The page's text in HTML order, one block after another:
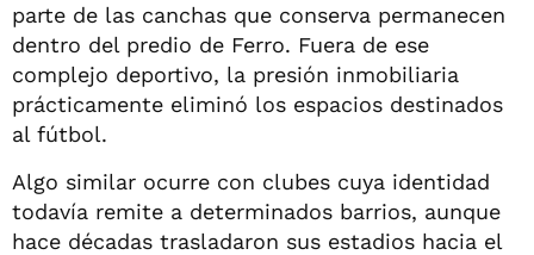
parte de las canchas que conserva permanecen
dentro del predio de Ferro. Fuera de ese
complejo deportivo, la presión inmobiliaria
prácticamente eliminó los espacios destinados
al fútbol.
Algo similar ocurre con clubes cuya identidad
todavía remite a determinados barrios, aunque
hace décadas trasladaron sus estadios hacia el